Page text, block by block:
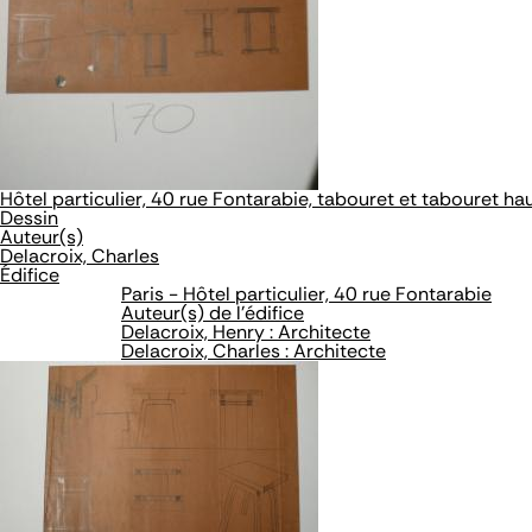
Hôtel particulier, 40 rue Fontarabie, tabouret et tabouret
Dessin
Auteur(s)
Delacroix, Charles
Édifice
Paris - Hôtel particulier, 40 rue Fontarabie
Auteur(s) de l'édifice
Delacroix, Henry : Architecte
Delacroix, Charles : Architecte